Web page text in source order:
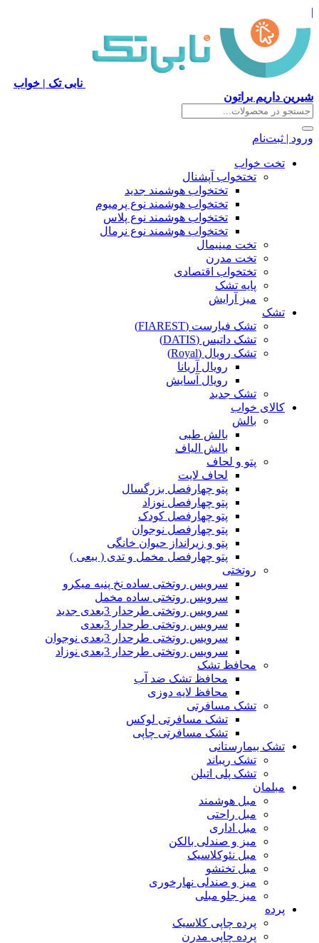
|
نابی تک | خواب
شیرین داریم براتون
ورود | ثبت‌نام
تخت خواب
تختخواب آپشنال
تختخواب هوشمند جدید
تختخواب هوشمند نوع پرمیوم
تختخواب هوشمند نوع پلاس
تختخواب هوشمند نوع نرمال
تخت مینیمال
تخت مدرن
تختخواب اقتصادی
پایه تشک
میز آرایش
تشک
تشک فیارست (FIAREST)
تشک داتیس (DATIS)
تشک رویال (Royal)
رویال آریانا
رویال آسایش
تشک جدید
کالای خواب
بالش
بالش طبی
بالش الیاف
پتو و لحاف
لحاف لایت
پتو چهارفصل بزرگسال
پتو چهارفصل نوزاد
پتو چهارفصل کودک
پتو چهارفصل نوجوان
پتو و زیرانداز حیوان خانگی
پتو چهارفصل مخمل و تدی ( ببعی )
روتختی
سرویس روتختی ساده نخ پنبه میکرو
سرویس روتختی ساده مخمل
سرویس روتختی طرحدار 3بعدی جدید
سرویس روتختی طرحدار 3بعدی
سرویس روتختی طرحدار 3بعدی نوجوان
سرویس روتختی طرحدار 3بعدی نوزاد
محافظ تشک
محافظ تشک ضد آب
محافظ لایه دوزی
تشک مسافرتی
تشک مسافرتی لوکس
تشک مسافرتی چاپی
تشک بیمارستانی
تشک ریباند
تشک پلی اتیلن
مبلمان
مبل هوشمند
مبل راحتی
مبل اداری
میز و صندلی بالکن
مبل نئوکلاسیک
مبل تختشو
میز و صندلی نهارخوری
میز جلو مبلی
پرده
پرده چاپی کلاسیک
پرده چاپی مدرن